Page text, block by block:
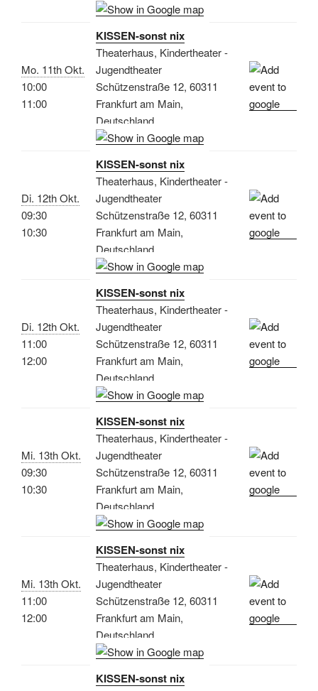
Mo. 11th Okt.
10:00
11:00
KISSEN-sonst nix
Theaterhaus, Kindertheater -
Jugendtheater
Schützenstraße 12, 60311
Frankfurt am Main,
Deutschland
Di. 12th Okt.
09:30
10:30
KISSEN-sonst nix
Theaterhaus, Kindertheater -
Jugendtheater
Schützenstraße 12, 60311
Frankfurt am Main,
Deutschland
Di. 12th Okt.
11:00
12:00
KISSEN-sonst nix
Theaterhaus, Kindertheater -
Jugendtheater
Schützenstraße 12, 60311
Frankfurt am Main,
Deutschland
Mi. 13th Okt.
09:30
10:30
KISSEN-sonst nix
Theaterhaus, Kindertheater -
Jugendtheater
Schützenstraße 12, 60311
Frankfurt am Main,
Deutschland
Mi. 13th Okt.
11:00
12:00
KISSEN-sonst nix
Theaterhaus, Kindertheater -
Jugendtheater
Schützenstraße 12, 60311
Frankfurt am Main,
Deutschland
KISSEN-sonst nix